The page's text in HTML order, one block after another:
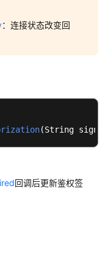
：连接状态改变回
(String
回调后更新鉴权签